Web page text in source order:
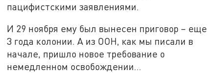
пацифистскими заявлениями.
И 29 ноября ему был вынесен приговор – еще
3 года колонии. А из ООН, как мы писали в
начале, пришло новое требование о
немедленном освобождении…